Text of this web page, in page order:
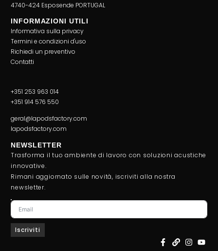
4740-424 Esposende PORTUGAL
INFORMAZIONI UTILI
Informativa sulla privacy
Termini e condizioni d'uso
Richiedi un preventivo
Contatti
+351 253 963 014
+351 914 576 550
geral@lapodsfactory.com
lapodsfactory.com
NEWSLETTER
Trasforma il tuo ambiente di lavoro con soluzioni acustiche
innovative.
Rimani aggiornato sulle novità, iscriviti alla nostra
newsletter.
Iscriviti